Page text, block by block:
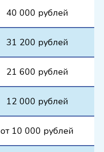
40 000 рублей
31 200 рублей
21 600 рублей
12 000 рублей
от 10 000 рублей